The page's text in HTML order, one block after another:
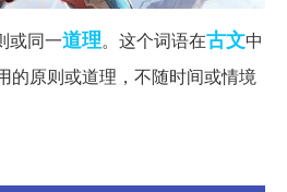
或同一道理。这个词语在古文中
的原则或道理，不随时间或情境